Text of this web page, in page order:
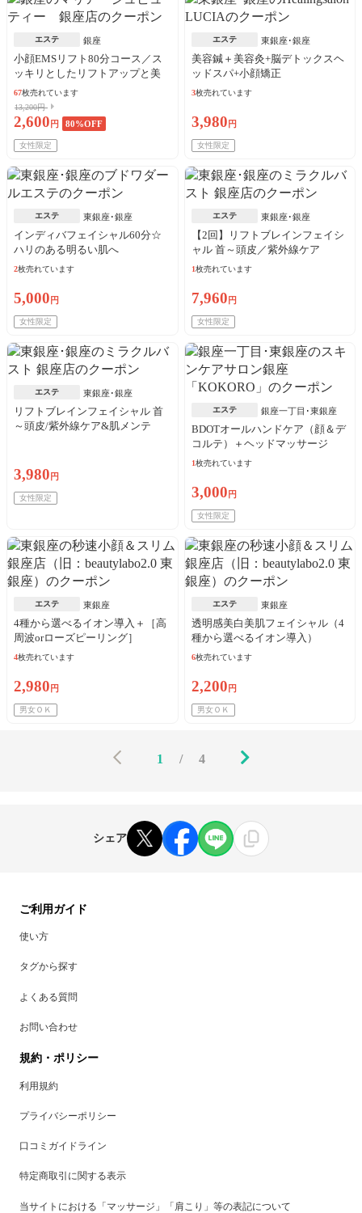
エステ 銀座
小顔EMSリフト80分コース／ス
ッキリとしたリフトアップと美
肌へ♪
67枚売れています
13,200円
2,600 円 80%OFF
女性限定
エステ 東銀座･銀座
美容鍼＋美容灸+脳デトックスヘ
ッドスパ+小顔矯正
3枚売れています
3,980 円
女性限定
エステ 東銀座･銀座
インディバフェイシャル60分☆
ハリのある明るい肌へ
2枚売れています
5,000 円
女性限定
エステ 東銀座･銀座
【2回】リフトブレインフェイシ
ャル 首～頭皮／紫外線ケア
1枚売れています
7,960 円
女性限定
エステ 東銀座･銀座
リフトブレインフェイシャル 首
～頭皮/紫外線ケア&肌メンテ
3,980 円
女性限定
エステ 銀座一丁目･東銀座
BDOTオールハンドケア（顔＆デ
コルテ）＋ヘッドマッサージ
1枚売れています
3,000 円
女性限定
エステ 東銀座
4種から選べるイオン導入＋［高
周波orローズピーリング］
4枚売れています
2,980 円
男女ＯＫ
エステ 東銀座
透明感美白美肌フェイシャル（4
種から選べるイオン導入）
6枚売れています
2,200 円
男女ＯＫ
1 / 4
シェア
ご利用ガイド
使い方
タグから探す
よくある質問
お問い合わせ
規約・ポリシー
利用規約
プライバシーポリシー
口コミガイドライン
特定商取引に関する表示
当サイトにおける「マッサージ」「肩こり」等の表記について